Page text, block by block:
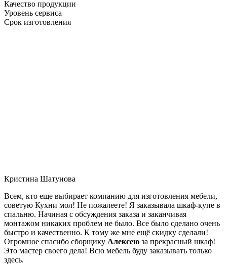
Качество продукции
Уровень сервиса
Срок изготовления
Кристина Шатунова
Всем, кто еще выбирает компанию для изготовления мебели,
советую Кухни мол! Не пожалеете! Я заказывала шкаф-купе в
спальню. Начиная с обсуждения заказа и заканчивая
монтажом никаких проблем не было. Все было сделано очень
быстро и качественно. К тому же мне ещё скидку сделали!
Огромное спасибо сборщику Алексею за прекрасный шкаф!
Это мастер своего дела! Всю мебель буду заказывать только
здесь.